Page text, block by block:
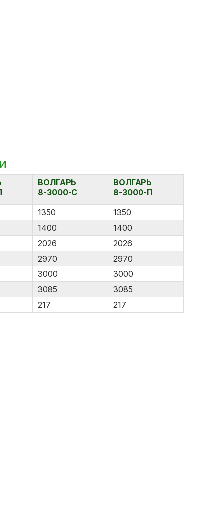
ВОЛГАРЬ
8-3000-С
ВОЛГАРЬ
8-3000-П
1350
1350
1400
1400
2026
2026
2970
2970
3000
3000
3085
3085
217 217